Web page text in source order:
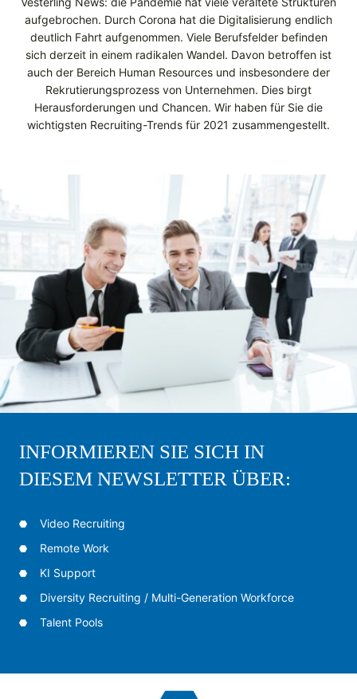
aufgebrochen. Durch Corona hat die Digitalisierung endlich
deutlich Fahrt aufgenommen. Viele Berufsfelder befinden
sich derzeit in einem radikalen Wandel. Davon betroffen ist
auch der Bereich Human Resources und insbesondere der
Rekrutierungsprozess von Unternehmen. Dies birgt
Herausforderungen und Chancen. Wir haben für Sie die
wichtigsten Recruiting-Trends für 2021 zusammengestellt.
INFORMIEREN SIE SICH IN
DIESEM NEWSLETTER ÜBER:
Video Recruiting
Remote Work
KI Support
Diversity Recruiting / Multi-Generation Workforce
Talent Pools